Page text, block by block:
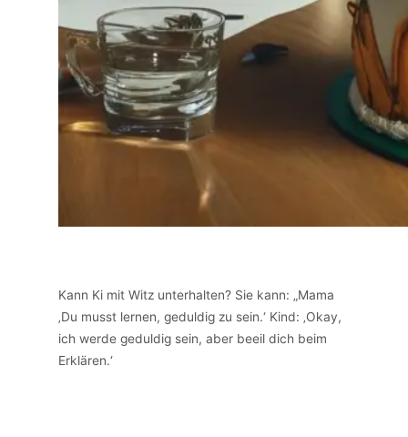
Kann Ki mit Witz unterhalten? Sie kann: „Mama
‚Du musst lernen, geduldig zu sein.‘ Kind: ‚Okay,
ich werde geduldig sein, aber beeil dich beim
Erklären.‘